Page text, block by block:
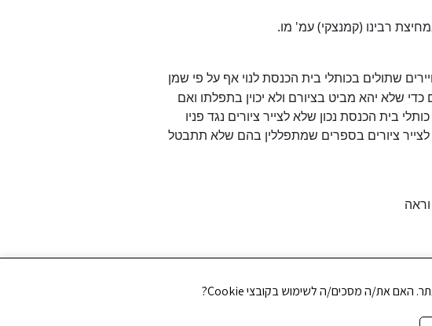
שתולים בכותלי בית הכנסת לנוי אף על פי שמן
שלא יהא מביט בציורם ולא יכוין בתפלתו ואם
בית הכנסת נכון שלא לצייר ציורים נגד פניו
לצייר ציורים בספרים שמתפללין בהם שלא תתבטל